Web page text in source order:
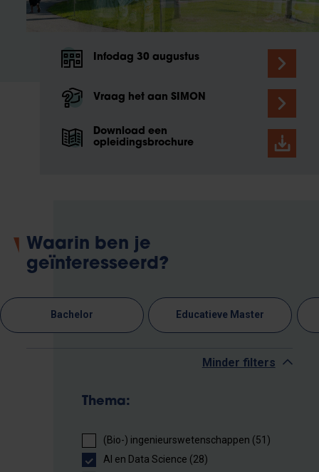
Infodag 30 augustus
Vraag het aan SIMON
Download een
opleidingsbrochure
Waarin ben je
geïnteresseerd?
Bachelor Educatieve Master
Minder filters
Thema:
(Bio-) ingenieurswetenschappen (51)
AI en Data Science (28)